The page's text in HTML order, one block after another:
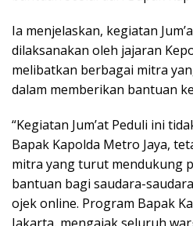
Ia menjelaskan, kegiatan
dilaksanakan oleh jajaran
melibatkan berbagai mitra
dalam memberikan bantuan
“Kegiatan Jum’at Peduli ini
Bapak Kapolda Metro Jaya,
mitra yang turut mendukung
bantuan bagi saudara-
ojek online. Program Bapak